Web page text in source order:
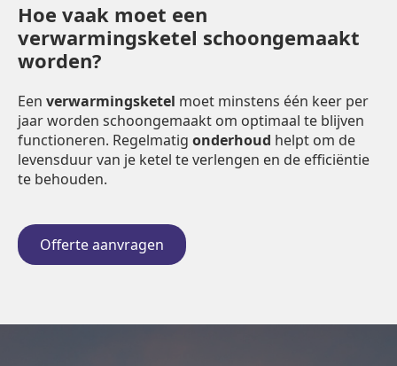
Hoe vaak moet een
verwarmingsketel schoongemaakt
worden?
Een verwarmingsketel moet minstens één keer per
jaar worden schoongemaakt om optimaal te blijven
functioneren. Regelmatig onderhoud helpt om de
levensduur van je ketel te verlengen en de efficiëntie
te behouden.
Offerte aanvragen